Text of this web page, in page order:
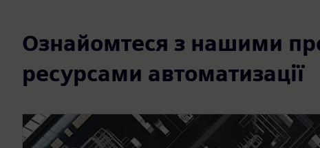
Ознайомтеся з нашими
ресурсами автоматизації